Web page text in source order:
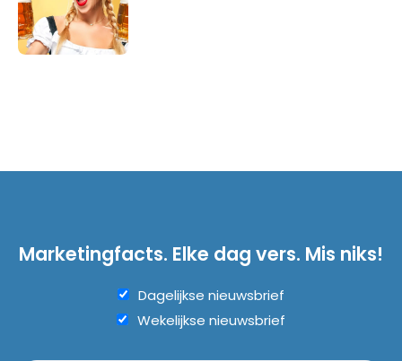
Marketingfacts. Elke dag vers. Mis niks!
Dagelijkse nieuwsbrief
Wekelijkse nieuwsbrief